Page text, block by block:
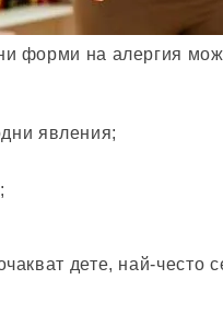
форми на алергия
явления;
дете, най-често